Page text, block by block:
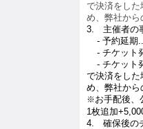
で決済をした
め、弊社から
3. 主催者の
- 予約延期
- チケット
- チケット
で決済をした
め、弊社から
※お手配後、
1枚追加
4. 確保後の